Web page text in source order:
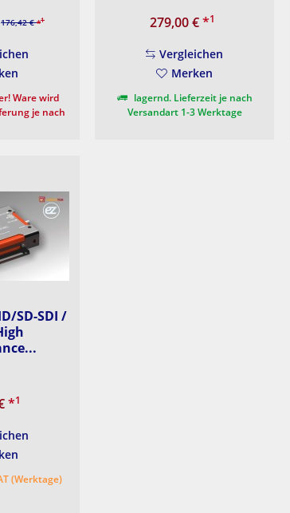
176,42 €*1
Ware wird
je nach
279,00 €*1
Vergleichen
Merken
lagernd. Lieferzeit je nach
Versandart 1-3 Werktage
SD-SDI /
*1
(Werktage)